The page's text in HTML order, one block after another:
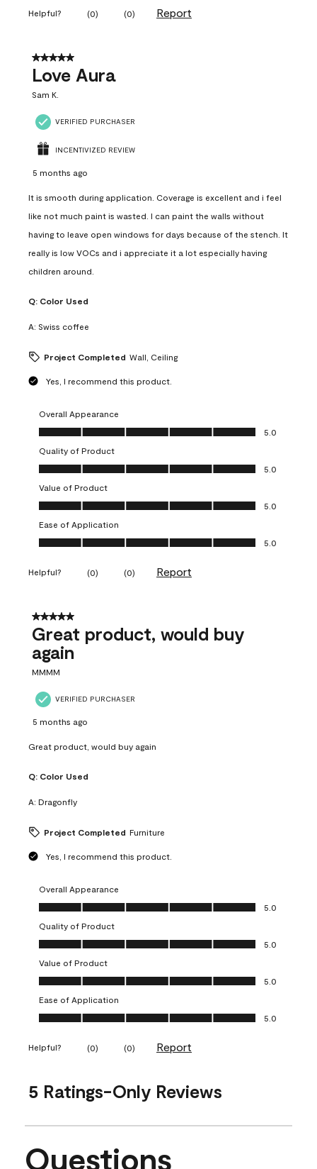
Helpful? (0) (0) Report
5 out of 5 stars.
Love Aura
Sam K.
VERIFIED PURCHASER
INCENTIVIZED REVIEW
5 months ago
It is smooth during application. Coverage is excellent and i feel
like not much paint is wasted. I can paint the walls without
having to leave open windows for days because of the stench. It
really is low VOCs and i appreciate it a lot especially having
children around.
Q: Color Used
A: Swiss coffee
Project Completed Wall, Ceiling
Yes, I recommend this product.
Overall Appearance
Overall Appearance, 5.0 out of 5
5.0
Quality of Product
Quality of Product, 5.0 out of 5
5.0
Value of Product
Value of Product, 5.0 out of 5
5.0
Ease of Application
Ease of Application, 5.0 out of 5
5.0
Helpful? (0) (0) Report
5 out of 5 stars.
Great product, would buy
again
MMMM
VERIFIED PURCHASER
5 months ago
Great product, would buy again
Q: Color Used
A: Dragonfly
Project Completed Furniture
Yes, I recommend this product.
Overall Appearance
Overall Appearance, 5.0 out of 5
5.0
Quality of Product
Quality of Product, 5.0 out of 5
5.0
Value of Product
Value of Product, 5.0 out of 5
5.0
Ease of Application
Ease of Application, 5.0 out of 5
5.0
Helpful? (0) (0) Report
5 Ratings-Only Reviews
No questions have been asked about this product.
Questions